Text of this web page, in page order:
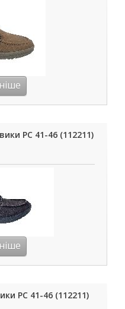
РС 41-46 (112211)
РС 41-46 (112211)